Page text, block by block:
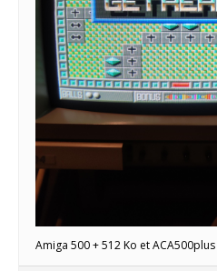
Amiga 500 + 512 Ko et ACA500plus